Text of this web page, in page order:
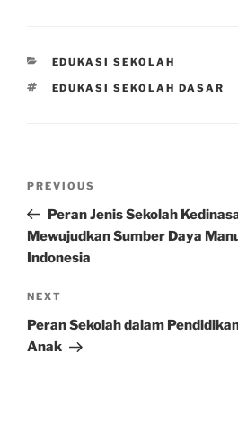
CATEGORIES
EDUKASI SEKOLAH
TAGS
EDUKASI SEKOLAH DASAR
Previous
Post
PREVIOUS
Peran Jenis Sekolah
Mewujudkan Sumber Daya
Indonesia
Next
Post
NEXT
Peran Sekolah dalam
Anak